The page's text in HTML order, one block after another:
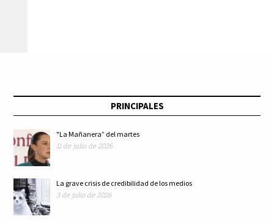
PRINCIPALES
"La Mañanera” del martes
11 de julio de 2026
La grave crisis de credibilidad de los medios
3 de julio de 2026